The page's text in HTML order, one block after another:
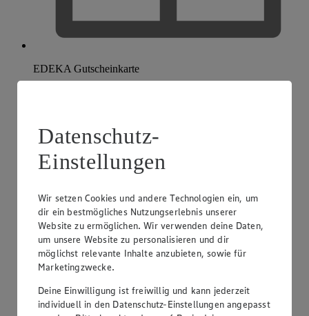
EDEKA Gutscheinkarte
Datenschutz-
Einstellungen
Wir setzen Cookies und andere Technologien ein, um
dir ein bestmögliches Nutzungserlebnis unserer
Website zu ermöglichen. Wir verwenden deine Daten,
um unsere Website zu personalisieren und dir
möglichst relevante Inhalte anzubieten, sowie für
Marketingzwecke.
Deine Einwilligung ist freiwillig und kann jederzeit
individuell in den Datenschutz-Einstellungen angepasst